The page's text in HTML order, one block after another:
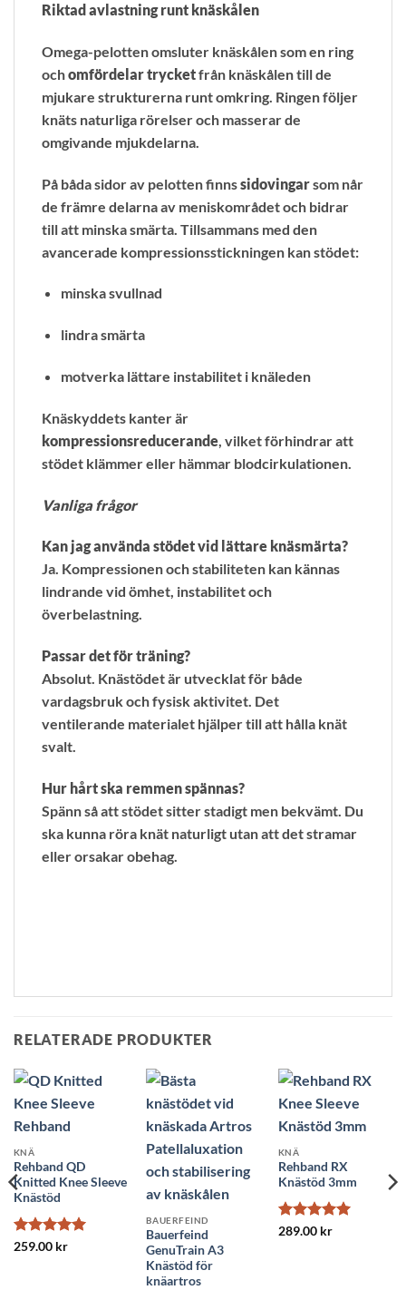
Riktad avlastning runt knäskålen
Omega-pelotten omsluter knäskålen som en ring
ochomfördelar trycketfrån knäskålen till de
mjukare strukturerna runt omkring. Ringen följer
knäts naturliga rörelser och masserar de
omgivande mjukdelarna.
På båda sidor av pelotten finnssidovingarsom når
de främre delarna av meniskområdet och bidrar
till att minska smärta. Tillsammans med den
avancerade kompressionsstickningen kan stödet:
minska svullnad
lindra smärta
motverka lättare instabilitet i knäleden
Knäskyddets kanter är
kompressionsreducerande , vilket förhindrar att
stödet klämmer eller hämmar blodcirkulationen.
Vanliga frågor
Kan jag använda stödet vid lättare knäsmärta?
Ja. Kompressionen och stabiliteten kan kännas
lindrande vid ömhet, instabilitet och
överbelastning.
Passar det för träning?
Absolut. Knästödet är utvecklat för både
vardagsbruk och fysisk aktivitet. Det
ventilerande materialet hjälper till att hålla knät
svalt.
Hur hårt ska remmen spännas?
Spänn så att stödet sitter stadigt men bekvämt. Du
ska kunna röra knät naturligt utan att det stramar
eller orsakar obehag.
RELATERADE PRODUKTER
KNÄ
Rehband QD
Knitted Knee Sleeve
Knästöd
Betygsatt
259.00 kr
BAUERFEIND
Bauerfeind
GenuTrain A3
Knästöd för
knäartros
KNÄ
Rehband RX
Knästöd 3mm
Betygsatt
289.00 kr